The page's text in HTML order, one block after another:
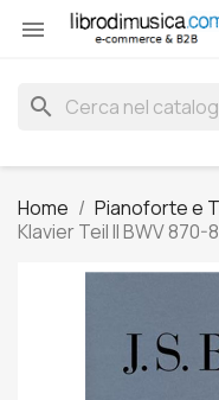

search
Home Pianoforte e
Klavier Teil II BWV